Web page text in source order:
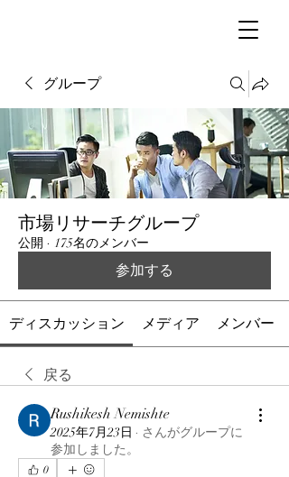
グループ
市場リサーチグループ
公開 · 175名のメンバー
参加する
ディスカッション メディア メンバー
戻る
Rushikesh Nemishte
2025年7月23日 · さんがグループに
参加しました。
0